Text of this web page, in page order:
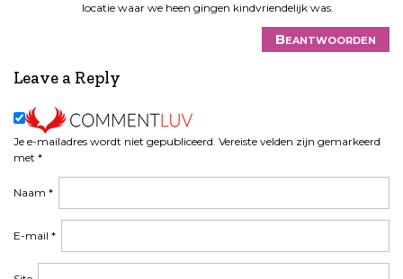
a
i
e
locatie waar we heen gingen kindvriendelijk was.
Beantwoorden
Leave a Reply
Je e-mailadres wordt niet gepubliceerd. Vereiste velden zijn gemarkeerd
met *
Naam *
E-mail *